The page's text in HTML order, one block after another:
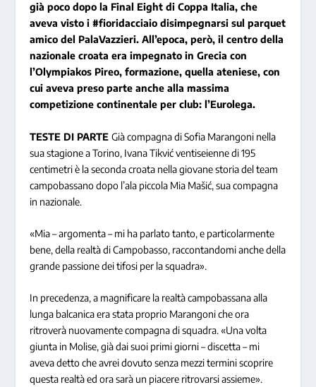
già poco dopo la Final Eight di Coppa Italia, che
aveva visto i #fioridacciaio disimpegnarsi sul parquet
amico del PalaVazzieri. All’epoca, però, il centro della
nazionale croata era impegnato in Grecia con
l’Olympiakos Pireo, formazione, quella ateniese, con
cui aveva preso parte anche alla massima
competizione continentale per club: l’Eurolega.
TESTE DI PARTEGià compagna di Sofia Marangoni nella
sua stagione a Torino, Ivana Tikvić ventiseienne di 195
centimetri è la seconda croata nella giovane storia del team
campobassano dopo l’ala piccola Mia Mašić, sua compagna
in nazionale.
«Mia – argomenta – mi ha parlato tanto, e particolarmente
bene, della realtà di Campobasso, raccontandomi anche della
grande passione dei tifosi per la squadra».
In precedenza, a magnificare la realtà campobassana alla
lunga balcanica era stata proprio Marangoni che ora
ritroverà nuovamente compagna di squadra. «Una volta
giunta in Molise, già dai suoi primi giorni – discetta – mi
aveva detto che avrei dovuto senza mezzi termini scoprire
questa realtà ed ora sarà un piacere ritrovarsi assieme».